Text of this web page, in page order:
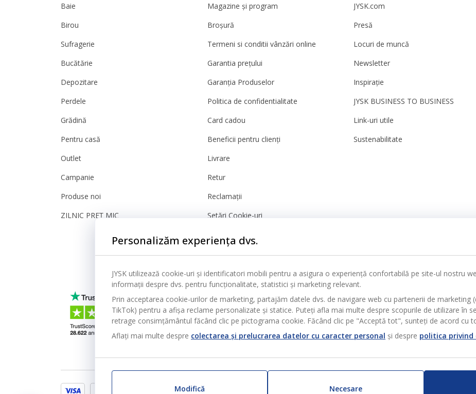
Baie
Birou
Sufragerie
Bucătărie
Depozitare
Perdele
Grădină
Pentru casă
Outlet
Campanie
Produse noi
ZILNIC PREȚ MIC
Magazine și program
Broșură
Termeni si conditii vânzări online
Garantia prețului
Garanția Produselor
Politica de confidentialitate
Card cadou
Beneficii pentru clienți
Livrare
Retur
Reclamații
Setări Cookie-uri
Siguranță
JYSK.com
Presă
Locuri de muncă
Newsletter
Inspirație
JYSK BUSINESS TO BUSINESS
Link-uri utile
Sustenabilitate
Personalizăm experiența dvs.
JYSK utilizează cookie-uri și identificatori mobili pentru a asigura o experiență confortabilă pe site-ul nostru
informații despre dvs. pentru funcționalitate, statistici și marketing relevant.
Prin acceptarea cookie-urilor de marketing, partajăm datele dvs. de navigare web cu partenerii de marketing
TikTok) pentru a afișa reclame personalizate și statice. Puteți afla mai multe despre scopurile de utilizare în
retrage consimțământul făcând clic pe pictograma cookie. Făcând clic pe "Acceptă tot", sunteți de acord cu
Aflați mai multe despre colectarea și prelucrarea datelor cu caracter personal și despre politica privind
Modifică Necesare